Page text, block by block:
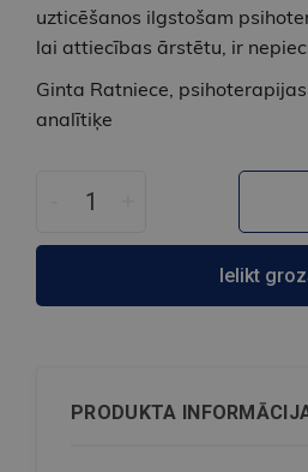
uzticēšanos ilgstošam
lai attiecības ārstētu, ir
Ginta Ratniece,
analītiķe
Ielikt
PRODUKTA